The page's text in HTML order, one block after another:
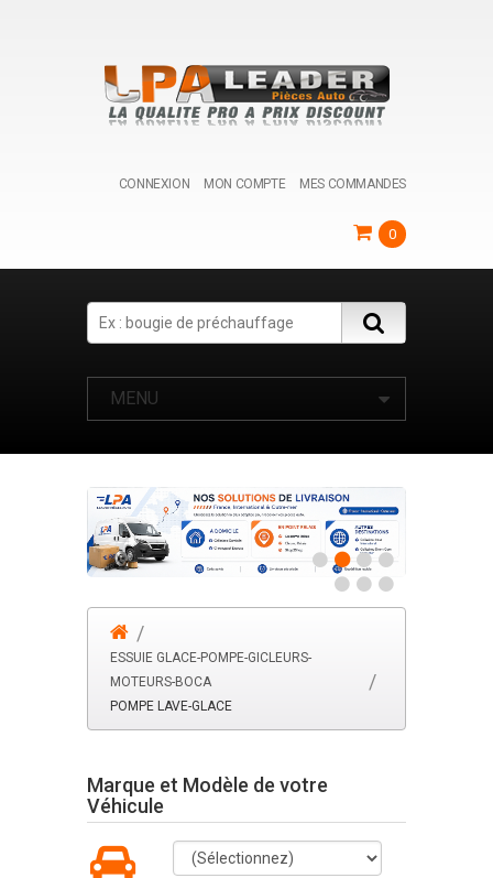
CONNEXION MON COMPTE MES COMMANDES
0
Search
MENU
ESSUIE GLACE-POMPE-GICLEURS-
MOTEURS-BOCA
POMPE LAVE-GLACE
Marque et Modèle de votre
Véhicule